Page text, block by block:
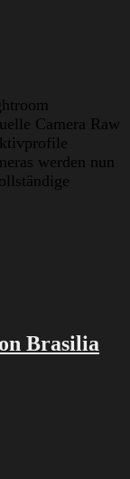
Camera Raw
werden nun
Brasilia